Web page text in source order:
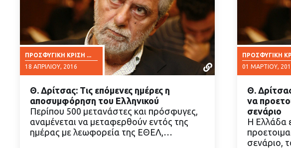
ΠΡΟΣΦΥΓΙΚΉ ΚΡΊΣΗ ...
18 ΑΠΡΙΛΊΟΥ, 2016
ΔΙΑΒΑΣΤΕ ΠΕΡΙΣΣΟΤΕΡΑ
Θ. Δρίτσας: Τις επόμενες ημέρες η
αποσυμφόρηση του Ελληνικού
Περίπου 500 μετανάστες και πρόσφυγες,
αναμένεται να μεταφερθούν εντός της
ημέρας με λεωφορεία της ΕΘΕΛ,…
ΠΡΟΣΦΥΓΙΚΉ
01 ΜΑΡΤΊΟΥ,
Θ.
να
σενάριο
Η Ελλάδα
σενάριο,